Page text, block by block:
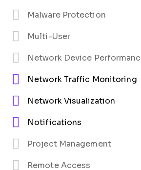
Malware Protection
Multi-User
Network Device
Network Traffic Monitoring
Network Visualization
Notifications
Project Management
Remote Access